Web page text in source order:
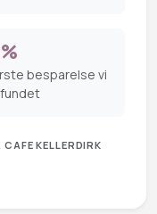
besparelse vi
KELLERDIRK